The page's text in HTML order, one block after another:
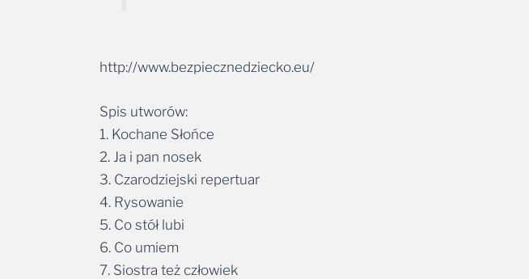
http://www.bezpiecznedziecko.eu/
Spis utworów:
1. Kochane Słońce
2. Ja i pan nosek
3. Czarodziejski repertuar
4. Rysowanie
5. Co stół lubi
6. Co umiem
7. Siostra też człowiek